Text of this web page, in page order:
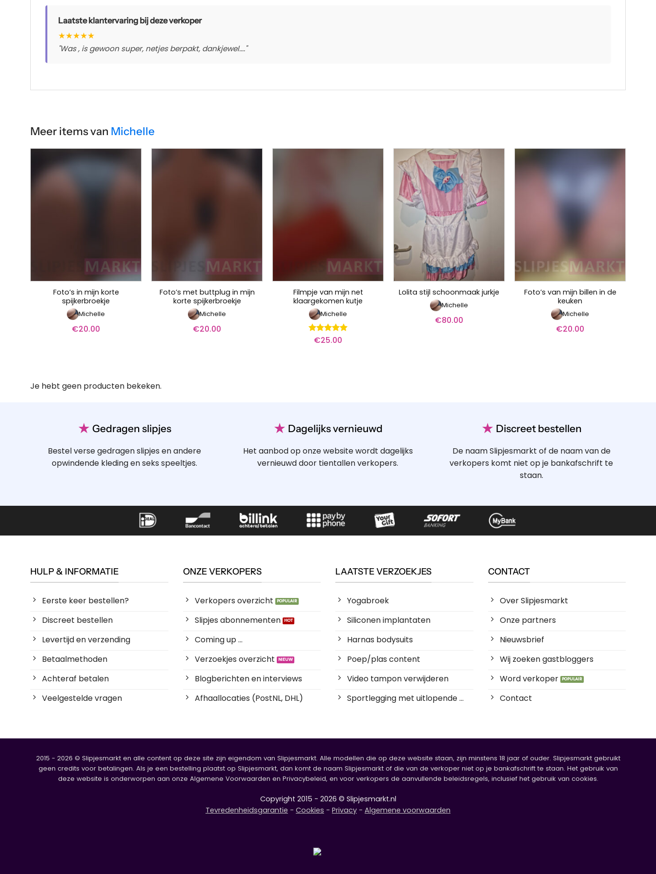
Laatste klantervaring bij deze verkoper
★★★★★
"Was , is gewoon super, netjes berpakt, dankjewel...."
Meer items van Michelle
Foto’s in mijn korte
spijkerbroekje
Michelle
€20.00
Foto’s met buttplug in mijn
korte spijkerbroekje
Michelle
€20.00
Filmpje van mijn net
klaargekomen kutje
Michelle
Waardering
€25.00
Lolita stijl schoonmaak jurkje
Michelle
€80.00
Foto’s van mijn billen in de
keuken
Michelle
€20.00
Je hebt geen producten bekeken.
★ Gedragen slipjes
Bestel verse gedragen slipjes en andere
opwindende kleding en seks speeltjes.
★ Dagelijks vernieuwd
Het aanbod op onze website wordt dagelijks
vernieuwd door tientallen verkopers.
★ Discreet bestellen
De naam Slipjesmarkt of de naam van de
verkopers komt niet op je bankafschrift te
staan.
HULP & INFORMATIE
Eerste keer bestellen?
Discreet bestellen
Levertijd en verzending
Betaalmethoden
Achteraf betalen
Veelgestelde vragen
ONZE VERKOPERS
Verkopers overzicht
Slipjes abonnementen
Coming up ...
Verzoekjes overzicht
Blogberichten en interviews
Afhaallocaties (PostNL, DHL)
LAATSTE VERZOEKJES
Yogabroek
Siliconen implantaten
Harnas bodysuits
Poep/plas content
Video tampon verwijderen
Sportlegging met uitlopende ...
CONTACT
Over Slipjesmarkt
Onze partners
Nieuwsbrief
Wij zoeken gastbloggers
Word verkoper
Contact
2015 - 2026 © Slipjesmarkt en alle content op deze site zijn eigendom van Slipjesmarkt. Alle modellen die op deze website staan, zijn minstens 18 jaar of ouder. Slipjesmarkt gebruikt
geen credits voor betalingen. Als je een bestelling plaatst op Slipjesmarkt, dan komt de naam Slipjesmarkt of die van de verkoper niet op je bankafschrift te staan. Het gebruik van
deze website is onderworpen aan onze Algemene Voorwaarden en Privacybeleid, en voor verkopers de aanvullende beleidsregels, inclusief het gebruik van cookies.
Copyright 2015 - 2026 © Slipjesmarkt.nl
Tevredenheidsgarantie - Cookies - Privacy - Algemene voorwaarden